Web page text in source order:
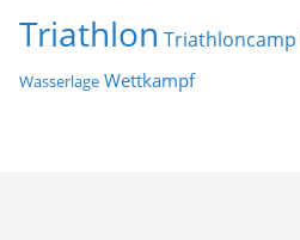
Triathlon Triathloncamp
Wasserlage Wettkampf